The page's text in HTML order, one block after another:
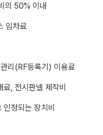
의 50% 이내
임차료
리(RF등록기) 이용료
, 전시판넬 제작비
정되는 장치비